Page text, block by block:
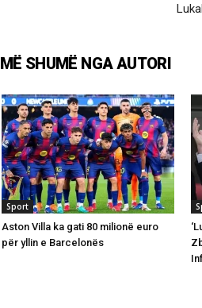
MË SHUMË NGA AUTORI
Sport
Aston Villa ka gati 80 milionë euro
për yllin e Barcelonës